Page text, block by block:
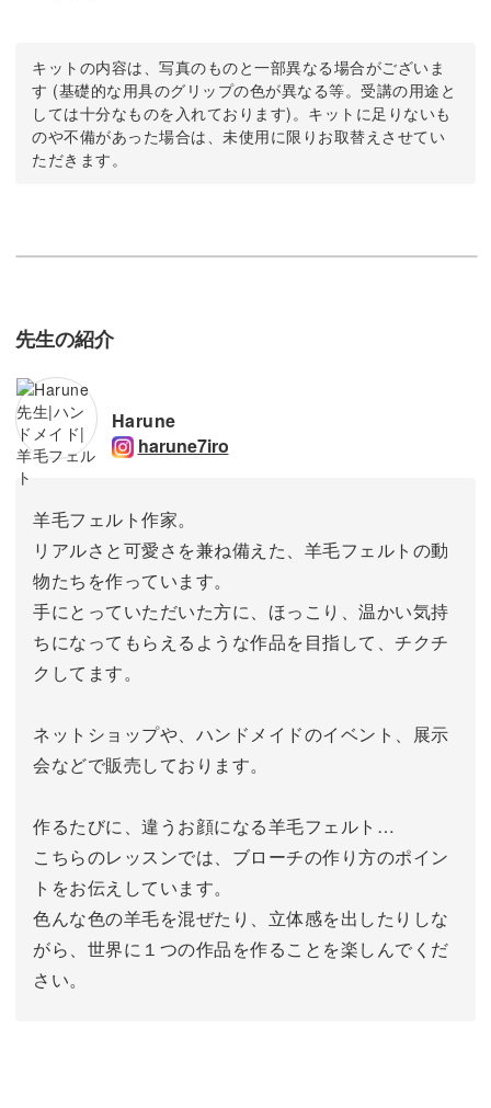
キットの内容は、写真のものと一部異なる場合がございま
す (基礎的な用具のグリップの色が異なる等。受講の用途と
しては十分なものを入れております)。キットに足りないも
のや不備があった場合は、未使用に限りお取替えさせてい
ただきます。
先生の紹介
Harune
harune7iro
羊毛フェルト作家。
リアルさと可愛さを兼ね備えた、羊毛フェルトの動
物たちを作っています。
手にとっていただいた方に、ほっこり、温かい気持
ちになってもらえるような作品を目指して、チクチ
クしてます。
ネットショップや、ハンドメイドのイベント、展示
会などで販売しております。
作るたびに、違うお顔になる羊毛フェルト…
こちらのレッスンでは、ブローチの作り方のポイン
トをお伝えしています。
色んな色の羊毛を混ぜたり、立体感を出したりしな
がら、世界に１つの作品を作ることを楽しんでくだ
さい。